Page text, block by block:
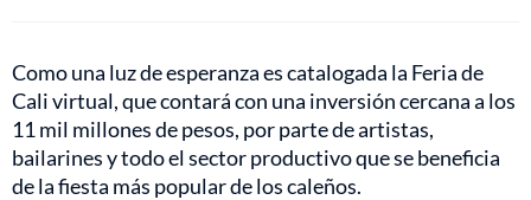
Como una luz de esperanza es catalogada la Feria de
Cali virtual, que contará con una inversión cercana a los
11 mil millones de pesos, por parte de artistas,
bailarines y todo el sector productivo que se beneficia
de la fiesta más popular de los caleños.